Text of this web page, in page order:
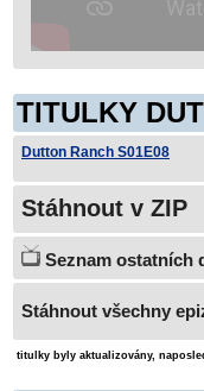
TITULKY
Dutton Ranch S01E08
Stáhnout v ZIP
Seznam ostatních
Stáhnout všechny
titulky byly aktualizovány,